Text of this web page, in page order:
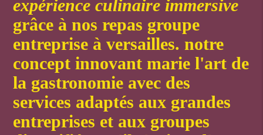
expérience culinaire immersive
grâce à nosrepas groupe
entreprise à versailles. notre
concept innovant marie l'art de
la gastronomie avec des
services adaptés aux grandes
entreprises et aux groupes